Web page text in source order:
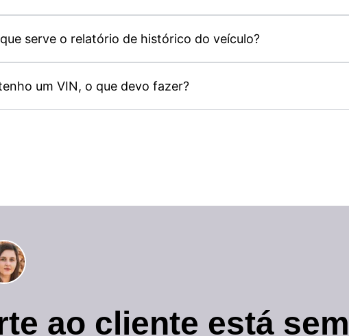
serve o relatório de histórico do veículo?
um VIN, o que devo fazer?
ao cliente está